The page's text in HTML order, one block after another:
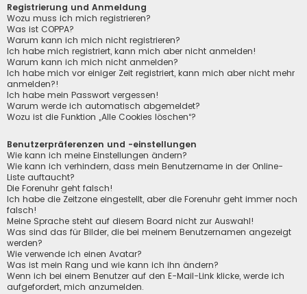
Registrierung und Anmeldung
Wozu muss ich mich registrieren?
Was ist COPPA?
Warum kann ich mich nicht registrieren?
Ich habe mich registriert, kann mich aber nicht anmelden!
Warum kann ich mich nicht anmelden?
Ich habe mich vor einiger Zeit registriert, kann mich aber nicht mehr
anmelden?!
Ich habe mein Passwort vergessen!
Warum werde ich automatisch abgemeldet?
Wozu ist die Funktion „Alle Cookies löschen“?
Benutzerpräferenzen und -einstellungen
Wie kann ich meine Einstellungen ändern?
Wie kann ich verhindern, dass mein Benutzername in der Online-
Liste auftaucht?
Die Forenuhr geht falsch!
Ich habe die Zeitzone eingestellt, aber die Forenuhr geht immer noch
falsch!
Meine Sprache steht auf diesem Board nicht zur Auswahl!
Was sind das für Bilder, die bei meinem Benutzernamen angezeigt
werden?
Wie verwende ich einen Avatar?
Was ist mein Rang und wie kann ich ihn ändern?
Wenn ich bei einem Benutzer auf den E-Mail-Link klicke, werde ich
aufgefordert, mich anzumelden.